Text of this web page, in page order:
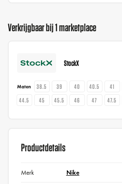
Verkrijgbaar bij 1 marketplace
StockX
Maten 38.5 39 40 40.5 41
44.5
45 45.5 46 47 47.5
Productdetails
Merk Nike